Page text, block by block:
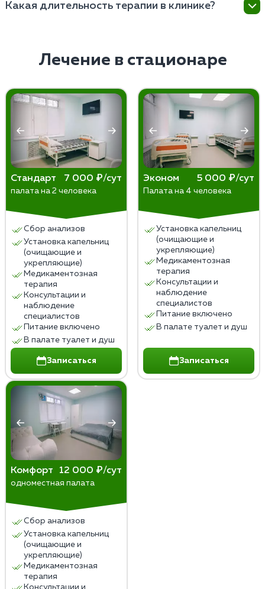
крайне рискованно и неэффективно, поэтому
Какая длительность терапии в клинике?
зависимости от степени зависимости и
индивидуальных особенностей пациента.
Лечение в стационаре
Стандарт 7 000 ₽/сут
палата на 2 человека
Сбор анализов
Установка капельниц
(очищающие и
укрепляющие)
Медикаментозная
терапия
Консультации и
наблюдение
специалистов
Питание включено
В палате туалет и душ
Записаться
Эконом 5 000 ₽/сут
Палата на 4 человека
Установка капельниц
(очищающие и
укрепляющие)
Медикаментозная
терапия
Консультации и
наблюдение
специалистов
Питание включено
В палате туалет и душ
Записаться
Комфорт 12 000 ₽/сут
одноместная палата
Сбор анализов
Установка капельниц
(очищающие и
укрепляющие)
Медикаментозная
терапия
Консультации и